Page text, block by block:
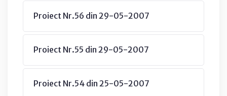
Proiect Nr.56 din 29-05-2007
Proiect Nr.55 din 29-05-2007
Proiect Nr.54 din 25-05-2007